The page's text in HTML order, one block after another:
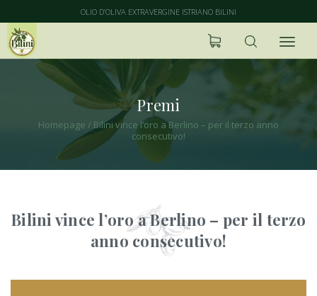
OLIO D’OLIVA EXTRAVERGINE ISTRIANO BILINI
Premi
Homepage / Bilini vince l’oro a Berlino – per il terzo anno
consecutivo!
Bilini vince l’oro a Berlino – per il terzo
anno consecutivo!